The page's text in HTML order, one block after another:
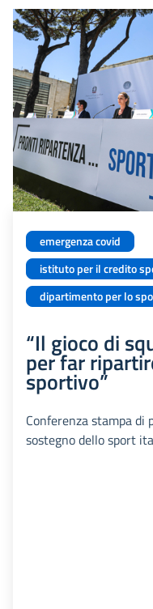
emergenza covid
istituto per il credito
dipartimento per lo
“Il gioco di
per far
sportivo”
Conferenza stampa di
sostegno dello sport